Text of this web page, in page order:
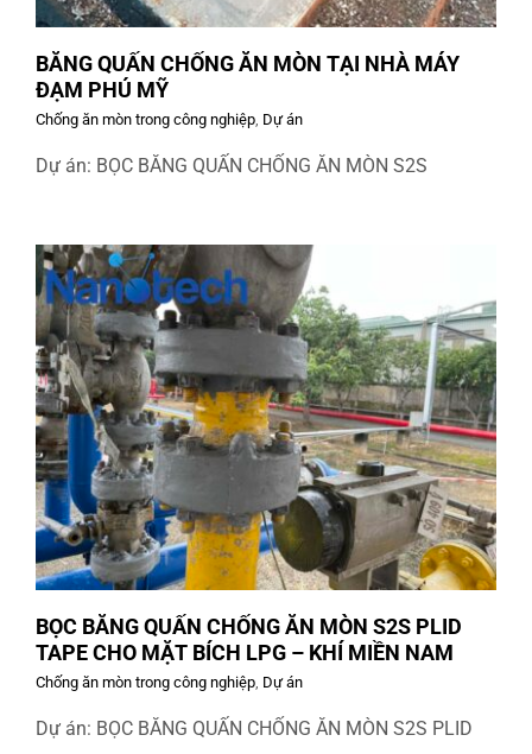
BĂNG QUẤN CHỐNG ĂN MÒN TẠI NHÀ MÁY
ĐẠM PHÚ MỸ
Chống ăn mòn trong công nghiệp, Dự án
Dự án: BỌC BĂNG QUẤN CHỐNG ĂN MÒN S2S
BỌC BĂNG QUẤN CHỐNG ĂN MÒN S2S PLID
TAPE CHO MẶT BÍCH LPG – KHÍ MIỀN NAM
Chống ăn mòn trong công nghiệp, Dự án
Dự án: BỌC BĂNG QUẤN CHỐNG ĂN MÒN S2S PLID